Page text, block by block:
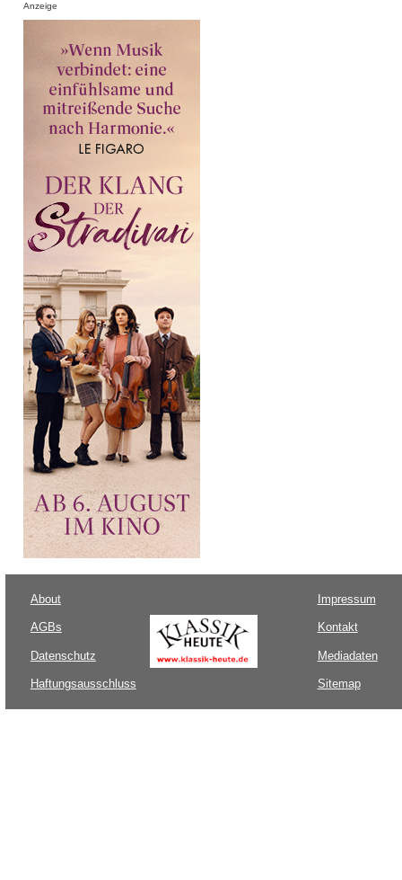
Anzeige
About
AGBs
Datenschutz
Haftungsausschluss
Impressum
Kontakt
Mediadaten
Sitemap